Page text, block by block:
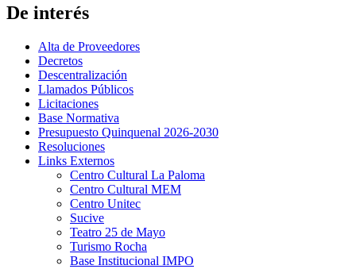
De interés
Alta de Proveedores
Decretos
Descentralización
Llamados Públicos
Licitaciones
Base Normativa
Presupuesto Quinquenal 2026-2030
Resoluciones
Links Externos
Centro Cultural La Paloma
Centro Cultural MEM
Centro Unitec
Sucive
Teatro 25 de Mayo
Turismo Rocha
Base Institucional IMPO